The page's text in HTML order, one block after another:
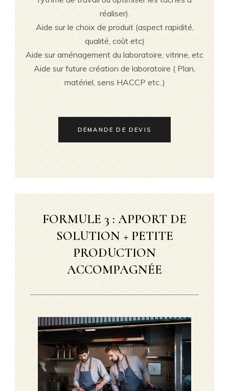
réaliser).
Aide sur le choix de produit (aspect rapidité,
qualité, coût etc)
Aide sur aménagement du laboratoire, vitrine, etc
Aide sur future création de laboratoire ( Plan,
matériel, sens HACCP etc..)
DEMANDE DE DEVIS
FORMULE 3 : APPORT DE
SOLUTION + PETITE
PRODUCTION
ACCOMPAGNÉE